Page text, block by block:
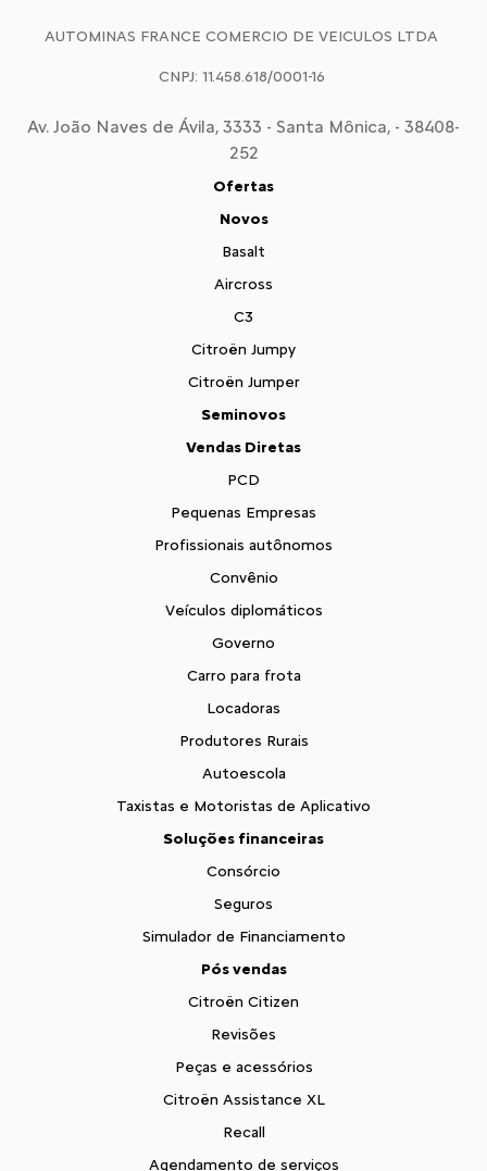
AUTOMINAS FRANCE COMERCIO DE VEICULOS LTDA
CNPJ: 11.458.618/0001-16
Av. João Naves de Ávila, 3333 - Santa Mônica, - 38408-
252
Ofertas
Novos
Basalt
Aircross
C3
Citroën Jumpy
Citroën Jumper
Seminovos
Vendas Diretas
PCD
Pequenas Empresas
Profissionais autônomos
Convênio
Veículos diplomáticos
Governo
Carro para frota
Locadoras
Produtores Rurais
Autoescola
Taxistas e Motoristas de Aplicativo
Soluções financeiras
Consórcio
Seguros
Simulador de Financiamento
Pós vendas
Citroën Citizen
Revisões
Peças e acessórios
Citroën Assistance XL
Recall
Agendamento de serviços